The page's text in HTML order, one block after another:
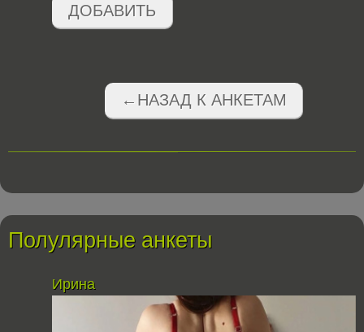
ДОБАВИТЬ
←НАЗАД К АНКЕТАМ
Полулярные анкеты
Ирина